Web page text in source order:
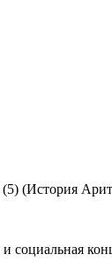
(История
социальная